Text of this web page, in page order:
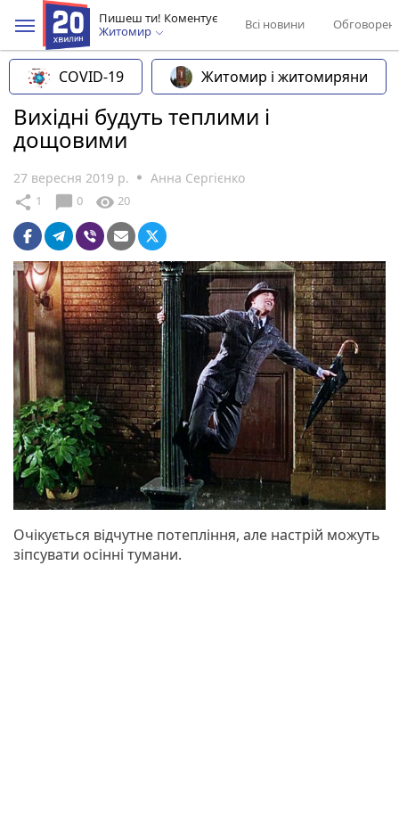
Пишеш ти! Коментує
Житомир
Всі новини
COVID-19 Житомир і житомиряни
Вихідні будуть теплими і
дощовими
27 вересня 2019 р. Анна Сергієнко
share 1 chat_bubble 0 visibility 20
Очікується відчутне потепління, але настрій можуть
зіпсувати осінні тумани.